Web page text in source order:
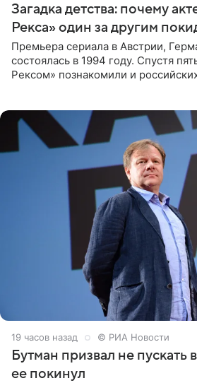
Загадка детства: почему
Рекса» один за другим
Премьера сериала в Австрии,
состоялась в 1994 году. Спустя
Рексом» познакомили и
19 часов назад © РИА Новости
Бутман призвал не пускать
ее покинул